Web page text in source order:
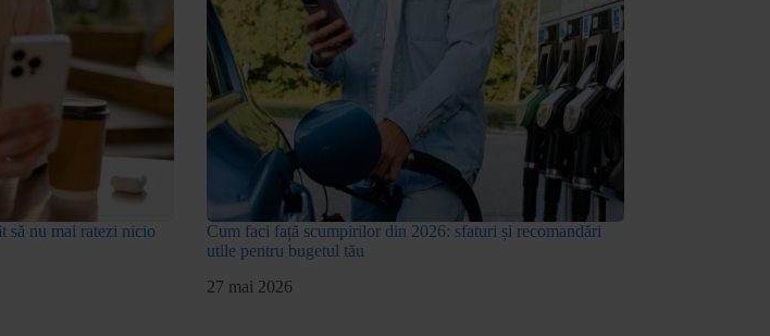
să nu mai ratezi nicio
Cum faci față scumpirilor din 2026: sfaturi și recomandări
utile pentru bugetul tău
27 mai 2026